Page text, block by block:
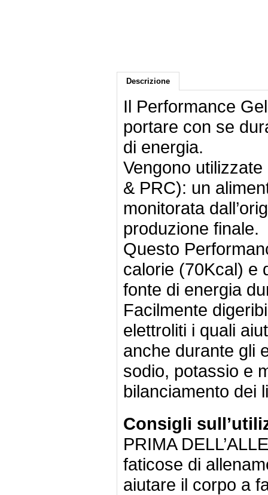
Descrizione
Il Performance
portare con se
di energia.
Vengono
& PRC): un
monitorata
produzione finale.
Questo
calorie (70Kcal) e
fonte di energia
Facilmente
elettroliti i quali
anche durante gli
sodio, potassio e
bilanciamento dei
Consigli
PRIMA
faticose di
aiutare il corpo a